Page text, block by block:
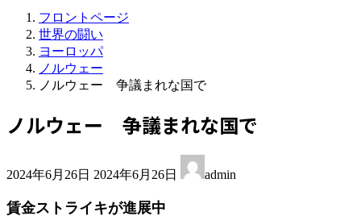
フロントページ
世界の闘い
ヨーロッパ
ノルウェー
ノルウェー 争議まれな国で
ノルウェー 争議まれな国で
2024年6月26日 終
新
2024年6月26日 admin
賃金ストライキが進展中